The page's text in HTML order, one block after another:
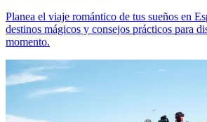
Planea el viaje romántico de tus sueños en
destinos mágicos y consejos prácticos para
momento.